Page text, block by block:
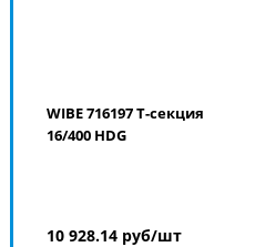
WIBE 716197 T-секция
16/400 HDG
10 928.14 руб/шт